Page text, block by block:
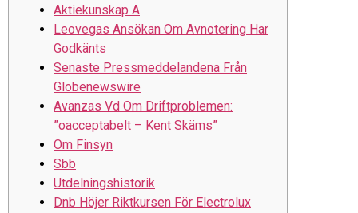
Aktiekunskap A
Leovegas Ansökan Om Avnotering Har
Godkänts
Senaste Pressmeddelandena Från
Globenewswire
Avanzas Vd Om Driftproblemen:
”oacceptabelt – Kent Skäms”
Om Finsyn
Sbb
Utdelningshistorik
Dnb Höjer Riktkursen För Electrolux